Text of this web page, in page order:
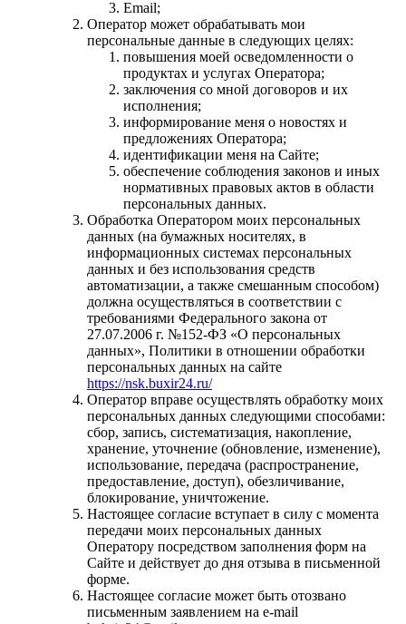
Email;
Оператор может обрабатывать мои
персональные данные в следующих целях:
повышения моей осведомленности о
продуктах и услугах Оператора;
заключения со мной договоров и их
исполнения;
информирование меня о новостях и
предложениях Оператора;
идентификации меня на Сайте;
обеспечение соблюдения законов и иных
нормативных правовых актов в области
персональных данных.
Обработка Оператором моих персональных
данных (на бумажных носителях, в
информационных системах персональных
данных и без использования средств
автоматизации, а также смешанным способом)
должна осуществляться в соответствии с
требованиями Федерального закона от
27.07.2006 г. №152-ФЗ «О персональных
данных», Политики в отношении обработки
персональных данных на сайте
https://nsk.buxir24.ru/
Оператор вправе осуществлять обработку моих
персональных данных следующими способами:
сбор, запись, систематизация, накопление,
хранение, уточнение (обновление, изменение),
использование, передача (распространение,
предоставление, доступ), обезличивание,
блокирование, уничтожение.
Настоящее согласие вступает в силу с момента
передачи моих персональных данных
Оператору посредством заполнения форм на
Сайте и действует до дня отзыва в письменной
форме.
Настоящее согласие может быть отозвано
письменным заявлением на e-mail